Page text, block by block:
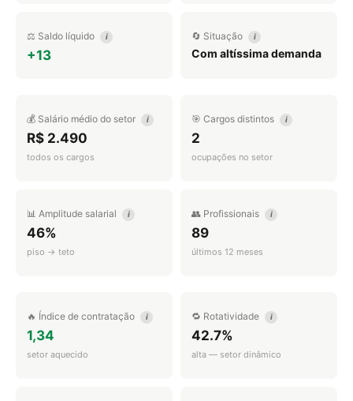
⚖️ Saldo líquido i
+13
🔄 Situação i
Com altíssima demanda
💰 Salário médio do setor i
R$ 2.490
todos os cargos
🎯 Cargos distintos i
2
ocupações no setor
📊 Amplitude salarial i
46%
piso → teto
👥 Profissionais i
89
últimos 12 meses
🔥 Índice de contratação i
1,34
setor aquecido
🔁 Rotatividade i
42.7%
alta — setor dinâmico